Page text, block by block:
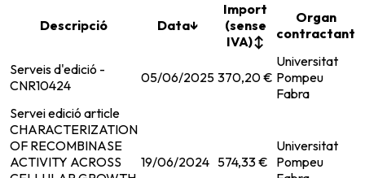
Descripció Data↓
Import
(sense
IVA)↕
Organ
contractant
Serveis d'edició -
CNR10424
05/06/2025 370,20 €
Universitat
Pompeu
Fabra
Servei edició article
CHARACTERIZATION
OF RECOMBINASE
ACTIVITY ACROSS
19/06/2024 574,33 €
Universitat
Pompeu